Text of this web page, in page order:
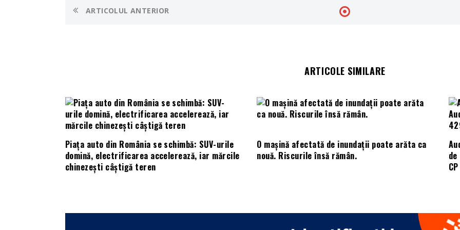
ARTICOLUL ANTERIOR
ARTICOLE SIMILARE
Piața auto din România se schimbă: SUV-urile
domină, electrificarea accelerează, iar mărcile
chinezești câștigă teren
O mașină afectată de inundații poate arăta ca
nouă. Riscurile însă rămân.